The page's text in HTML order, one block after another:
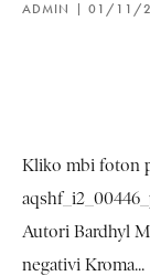
ADMIN 01/11/
Kliko mbi foton
Autori Bardhyl
negativi Kroma...